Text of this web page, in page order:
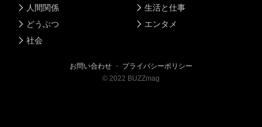
人間関係
どうぶつ
社会
生活と仕事
エンタメ
お問い合わせ ・ プライバシーポリシー
© 2022 BUZZmag